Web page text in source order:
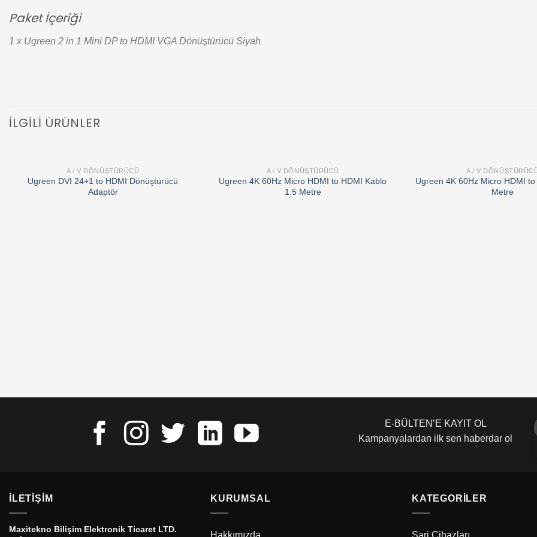
Paket İçeriği
1 x Ugreen 2 in 1 Mini DP to HDMI VGA Dönüştürücü Siyah
İLGILI ÜRÜNLER
Add to
A / V DÖNÜŞTÜRÜCÜ
Ugreen DVI 24+1 to HDMI Dönüştürücü
Adaptör
Add to
A / V DÖNÜŞTÜRÜCÜ
Ugreen 4K 60Hz Micro HDMI to HDMI Kablo
1.5 Metre
A / V
Ugreen 4K 60Hz Micro HDMI
Metre
E-BÜLTEN’E KAYIT OL
Kampanyalardan ilk sen haberdar ol
İLETIŞIM
Maxitekno Bilişim Elektronik Ticaret LTD.
KURUMSAL
Hakkımızda
KATEGORILER
Şarj Cihazları